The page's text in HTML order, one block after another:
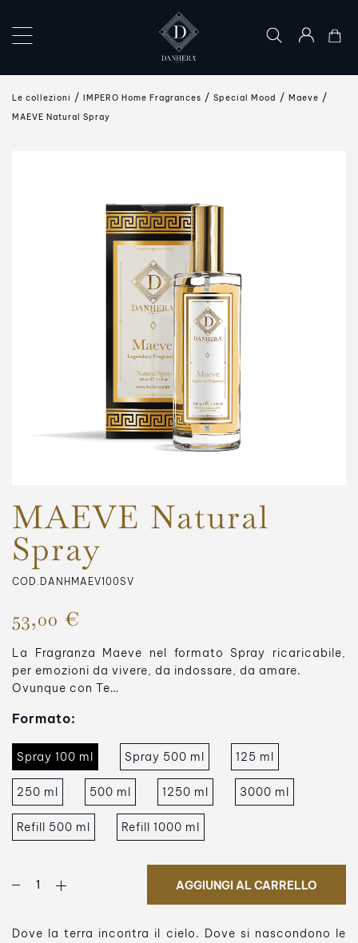
×
LE
COLLEZIONI
Le collezioni IMPERO Home Fragrances Special Mood
Maeve
MAEVE Natural Spray
MAEVE Natural
Spray
COD.DANHMAEV100SV
53,00 €
La Fragranza Maeve nel formato Spray ricaricabile,
per emozioni da vivere, da indossare, da amare.
Ovunque con Te…
Formato:
Spray 100 ml Spray 500 ml 125 ml
250 ml 500 ml 1250 ml 3000 ml
Refill 500 ml Refill 1000 ml
AGGIUNGI AL CARRELLO
Dove la terra incontra il cielo. Dove si nascondono le